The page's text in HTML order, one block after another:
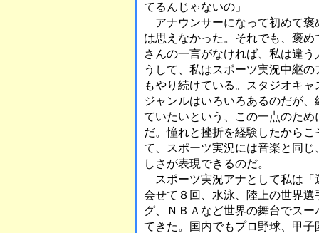
てるんじゃないの」
アナウンサーになって初めて褒
は思えなかった。それでも、褒
さんの一言がなければ、私は違
うして、私はスポーツ実況中継
もやり続けている。スタジオキ
ジャンルはいろいろあるのだが
ていたいという、この一点のた
だ。憧れと挫折を経験したから
て、スポーツ実況には音楽と同
しさが表現できるのだ。
スポーツ実況アナとして私は「
会せて８回、水泳、陸上の世界
グ、ＮＢＡなど世界の舞台でス
てきた。国内でもプロ野球、甲